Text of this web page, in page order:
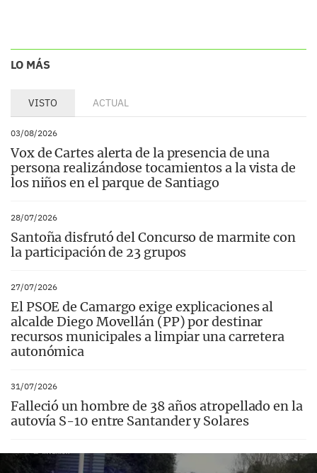
LO MÁS
VISTO ACTUAL
03/08/2026
Vox de Cartes alerta de la presencia de una
persona realizándose tocamientos a la vista de
los niños en el parque de Santiago
28/07/2026
Santoña disfrutó del Concurso de marmite con
la participación de 23 grupos
27/07/2026
El PSOE de Camargo exige explicaciones al
alcalde Diego Movellán (PP) por destinar
recursos municipales a limpiar una carretera
autonómica
31/07/2026
Falleció un hombre de 38 años atropellado en la
autovía S-10 entre Santander y Solares